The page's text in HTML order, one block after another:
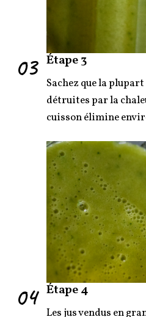
03 Étape 3
Sachez que la
détruites par la
cuisson élimine
04 Étape 4
Les jus vendus en